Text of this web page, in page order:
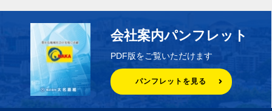
会社案内パンフレット
PDF版をご覧いただけます
パンフレットを見る